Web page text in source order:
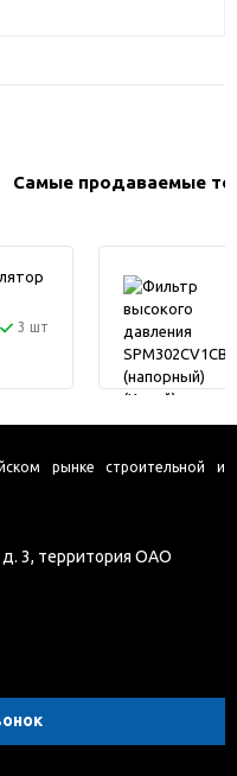
Самые продаваемые
3 шт
рынке строительной и
д. 3, территория ОАО